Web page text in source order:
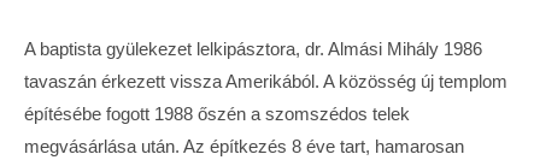
A baptista gyülekezet lelkipásztora, dr. Almási Mihály 1986
tavaszán érkezett vissza Amerikából. A közösség új templom
építésébe fogott 1988 őszén a szomszédos telek
megvásárlása után. Az építkezés 8 éve tart, hamarosan